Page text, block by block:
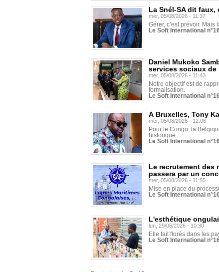
La Snél-SA dit
mer, 05/08/2026 - 11:37
Gérer, c’est prévoir.
Le Soft International
Daniel Mukoko
services sociaux de
mer, 05/08/2026 - 11:43
Notre objectif est de
formalisation.
Le Soft International
À Bruxelles, Tony
mer, 05/08/2026 - 12:06
Pour le Congo, la
historique...
Le Soft International
Le recrutement des
passera par un
mer, 05/08/2026 - 11:55
Mise en place du
Le Soft International
L'esthétique
lun, 29/06/2026 - 10:30
Elle fait florès dans les
Le Soft International